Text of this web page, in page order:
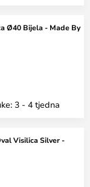
Ø40 Bijela - Made By
3 - 4 tjedna
Visilica Silver -